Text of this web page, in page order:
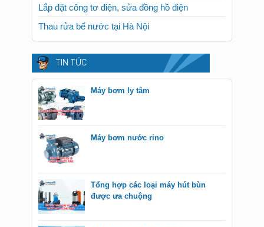
Lắp đặt công tơ điện, sửa đồng hồ điện
Thau rửa bể nước tại Hà Nội
TIN TỨC
Máy bơm ly tâm
Máy bơm nước rino
Tổng hợp các loại máy hút bùn
được ưa chuộng